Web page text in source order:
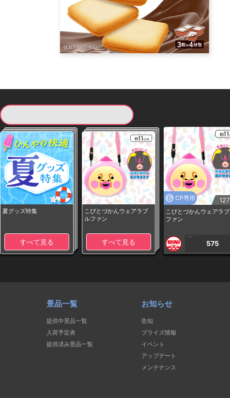
夏グッズ特集
すべて見る
こびとづかんウェアラブ
ルファン
すべて見る
CP専用
こびとづかんウェアラ
ファン
1PLAY
575
景品一覧
提供中景品一覧
入荷予定表
提供済み景品一覧
お知らせ
告知
プライズ情報
イベント
アップデート
メンテナンス